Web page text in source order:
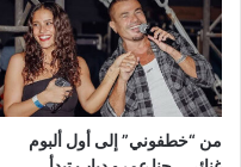
من “خطفوني” إلى أول ألبوم